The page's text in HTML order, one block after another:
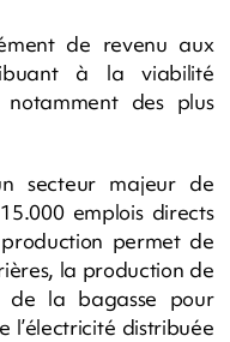
de revenu aux
à la viabilité
notamment des plus
secteur majeur de
emplois directs
permet de
la production de
de la bagasse pour
distribuée